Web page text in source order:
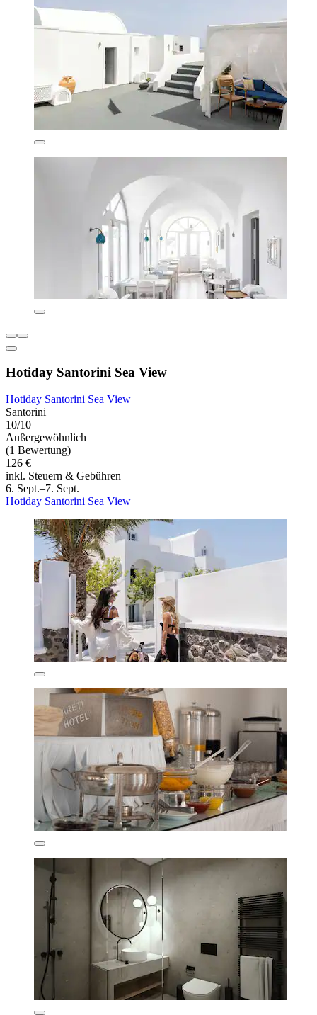
Hotiday Santorini Sea View
Hotiday Santorini Sea View
Santorini
10/10
Außergewöhnlich
(1 Bewertung)
126 €
inkl. Steuern & Gebühren
6. Sept.–7. Sept.
Hotiday Santorini Sea View